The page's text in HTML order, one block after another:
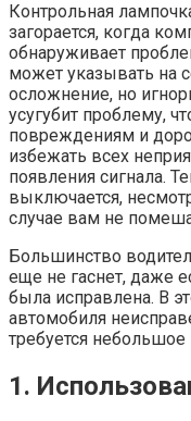
Контрольная
загорается, когда
обнаруживает
может указывать на
осложнение, но
усугубит проблему,
повреждениям и
избежать всех
появления сигнала.
выключается,
случае вам не
Большинство
еще не гаснет, даже
была исправлена. В
автомобиля
требуется
1.